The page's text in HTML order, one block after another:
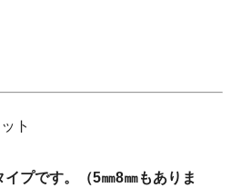
ト
プです。（5㎜8㎜もありま